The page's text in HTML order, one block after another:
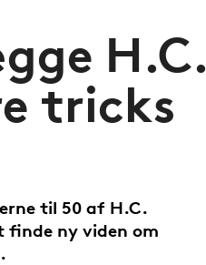
H.C.
tricks
til 50 af H.C.
finde ny viden om